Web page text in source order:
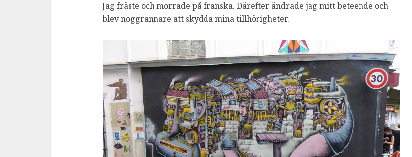
Jag fräste och morrade på franska. Därefter ändrade jag mitt beteende och
blev noggrannare att skydda mina tillhörigheter.